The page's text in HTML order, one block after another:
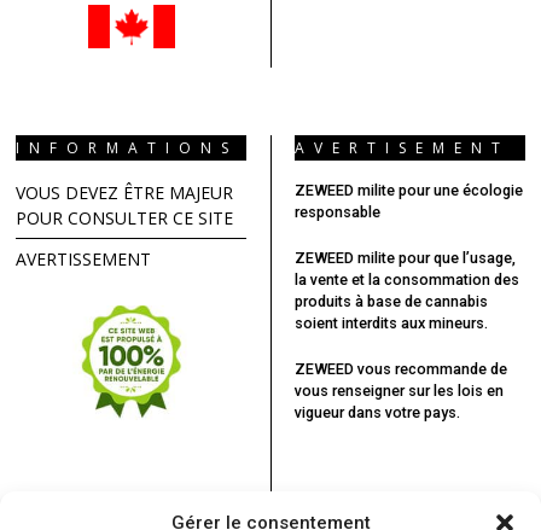
Gérer le consentement
INFORMATIONS
VOUS DEVEZ ÊTRE MAJEUR
POUR CONSULTER CE SITE
AVERTISSEMENT
AVERTISEMENT
ZEWEED milite pour une écologie
responsable
ZEWEED milite pour que l’usage,
la vente et la consommation des
produits à base de cannabis
soient interdits aux mineurs.
ZEWEED vous recommande de
vous renseigner sur les lois en
vigueur dans votre pays.